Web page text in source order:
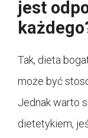
jest
Tak, dieta
może być
Jednak warto
dietetykiem,